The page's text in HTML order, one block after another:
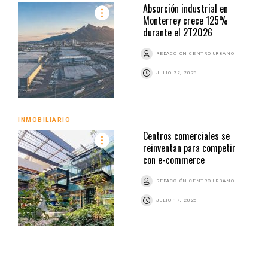
Absorción industrial en
Monterrey crece 125%
durante el 2T2026
REDACCIÓN CENTRO URBANO
JULIO 22, 2026
INMOBILIARIO
Centros comerciales se
reinventan para competir
con e-commerce
REDACCIÓN CENTRO URBANO
JULIO 17, 2026